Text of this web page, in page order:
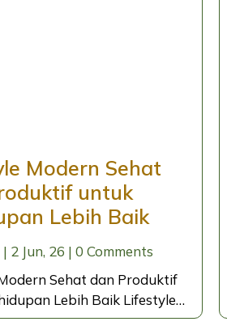
Modern Sehat
untuk
Lebih Baik
| 2 Jun, 26 | 0 Comments
Sehat dan Produktif
Lebih Baik Lifestyle…